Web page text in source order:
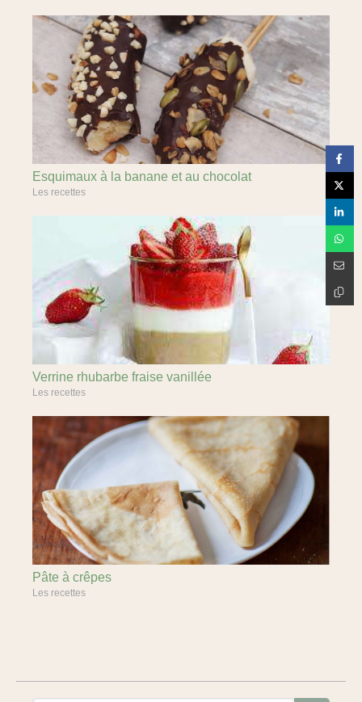
Esquimaux à la banane et au chocolat
Les recettes
Verrine rhubarbe fraise vanillée
Les recettes
Pâte à crêpes
Les recettes